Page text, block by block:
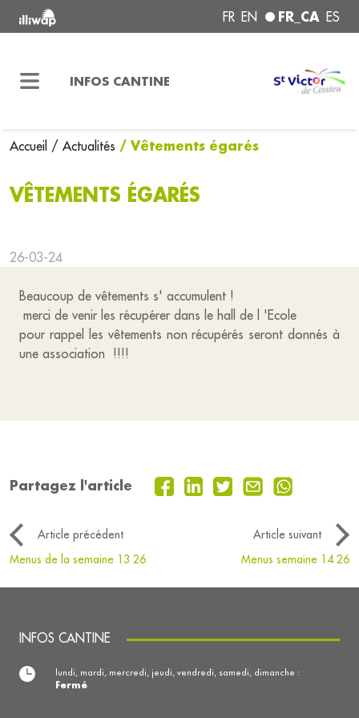
FR EN FR_CA ES
INFOS CANTINE
Accueil / Actualités / Vêtements égarés
VÊTEMENTS ÉGARÉS
26-03-24
Beaucoup de vêtements s' accumulent !
merci de venir les récupérer dans le hall de l 'Ecole
pour rappel les vêtements non récupérés seront donnés à
une association !!!!
Partagez l'article
Article précédent
Article suivant
Menus de la semaine 13 26
Menus semaine 14 26
INFOS CANTINE
lundi, mardi, mercredi, jeudi, vendredi, samedi, dimanche :
Fermé